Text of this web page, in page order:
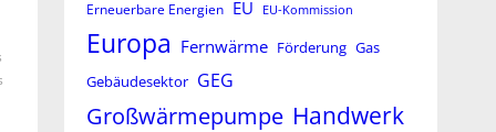
Erneuerbare Energien EU EU-Kommission
Europa Fernwärme Förderung Gas
Gebäudesektor GEG
Großwärmepumpe Handwerk